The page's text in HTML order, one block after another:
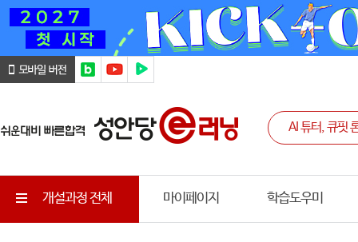
개설과정 전체 마이페이지 학습도우미